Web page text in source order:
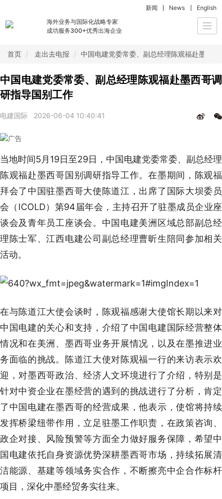
海外业务与国际化战略专家
成功服务300+优秀出海企业
新闻 News English
首页 走出去电报 中国电建党委常委、副总经理陈观福赴墨西
中国电建党委常委、副总经理陈观福赴墨西哥调
研指导国别工作
电建国际 2026-06-04 10:40:41
当地时间5月19日至29日，中国电建党委常委、副总经理
陈观福赴墨西哥国别调研指导工作。在墨期间，陈观福
拜会了中国驻墨西哥大使陈道江，出席了国际大坝委员
会（ICOLD）第94届年会，主持召开了驻墨成员企业座
谈会及青年员工座谈会。中国电建美洲区域总部副总经
理陈士军、江西电建公司副总经理曹昕生陪同参加相关
活动。
在与陈道江大使会谈时，陈观福感谢大使馆长期以来对
中国电建的关心和支持，介绍了中国电建国际经营整体
情况和在美洲、墨西哥业务开展情况，以及在墨推进业
务面临的挑战。陈道江大使对陈观福一行的来访表示欢
迎，对墨西哥政治、经济人文环境进行了介绍，特别是
针对中资企业在墨经营的遇到的挑战进行了分析，肯定
了中国电建在墨西哥的经营成果，他表示，使馆将持续
发挥桥梁纽带作用，立足驻墨工作职责，在政策咨询、
政企对接、风险预警等方面全力做好服务保障，希望中
国电建依托自身资源优势深耕墨西哥市场，持续拓展清
洁能源、基建等领域务实合作，不断擦亮中企合作标杆
项目，深化中墨经贸务实往来。